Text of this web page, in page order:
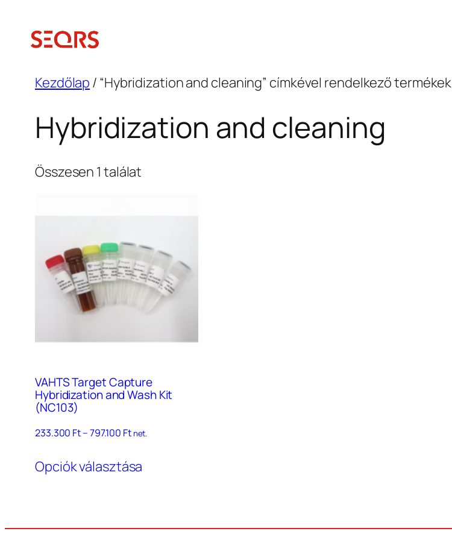
tartalomhoz
Kezdőlap / “Hybridization and cleaning” címkével rendelkező termékek
Hybridization and cleaning
Összesen 1 találat
VAHTS Target Capture
Hybridization and Wash Kit
(NC103)
233.300 Ft–797.100 FtÁrtartomány:
797.100 Ft
net.
Opciók választása
variációja